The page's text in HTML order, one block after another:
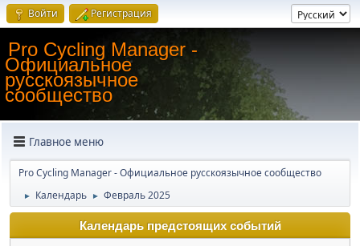
Войти Регистрация
Pro Cycling Manager -
Официальное
русскоязычное
сообщество
Главное меню
Pro Cycling Manager - Официальное русскоязычное сообщество
► Календарь ► Февраль 2025
Календарь предстоящих событий